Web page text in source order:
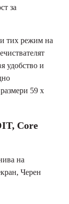
за
тих режим на
удобство и
59 x
Core
на
Черен